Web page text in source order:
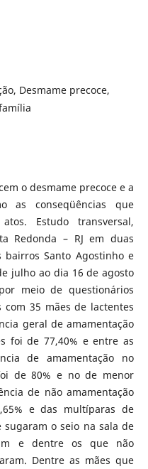
Desmame precoce,
o desmame precoce e a
as conseqüências que
Estudo transversal,
Redonda – RJ em duas
bairros Santo Agostinho e
julho ao dia 16 de agosto
meio de questionários
35 mães de lactentes
geral de amamentação
foi de 77,40% e entre as
de amamentação no
de 80% e no de menor
de não amamentação
e das multíparas de
sugaram o seio na sala de
e dentre os que não
Dentre as mães que